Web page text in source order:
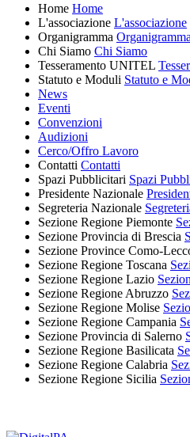
Home Home
L'associazione L'associazione
Organigramma Organigramma
Chi Siamo Chi Siamo
Tesseramento UNITEL
Statuto e Moduli Statuto e
News
Eventi
Convenzioni
Audizioni
Cerco/Offro Lavoro
Contatti Contatti
Spazi Pubblicitari Spazi
Presidente Nazionale
Segreteria Nazionale
Sezione Regione Piemonte
Sezione Provincia di Brescia
Sezione Province Como-
Sezione Regione Toscana
Sezione Regione Lazio
Sezione Regione Abruzzo
Sezione Regione Molise
Sezione Regione Campania
Sezione Provincia di Salerno
Sezione Regione Basilicata
Sezione Regione Calabria
Sezione Regione Sicilia